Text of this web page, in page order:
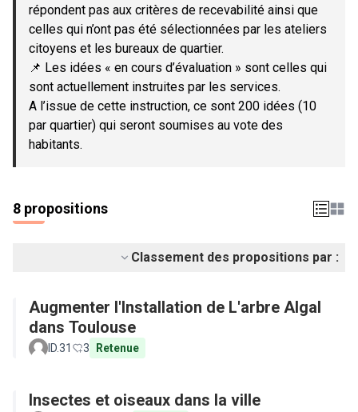
répondent pas aux critères de recevabilité ainsi que
celles qui n’ont pas été sélectionnées par les ateliers
citoyens et les bureaux de quartier.
📌 Les idées « en cours d’évaluation » sont celles qui
sont actuellement instruites par les services.
A l’issue de cette instruction, ce sont 200 idées (10
par quartier) qui seront soumises au vote des
habitants.
8 propositions
Classement des propositions par :
Augmenter l'Installation de L'arbre Algal
dans Toulouse
ID.31 3 Retenue
Insectes et oiseaux dans la ville